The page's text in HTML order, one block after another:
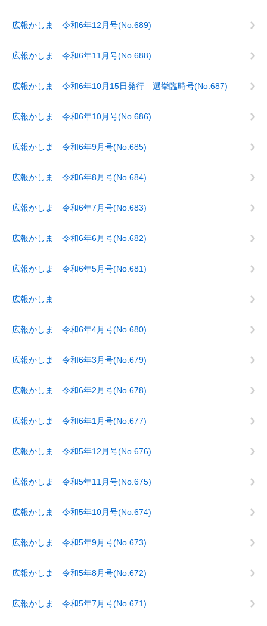
広報かしま 令和6年12月号(No.689)
広報かしま 令和6年11月号(No.688)
広報かしま 令和6年10月15日発行 選挙臨時号(No.687)
広報かしま 令和6年10月号(No.686)
広報かしま 令和6年9月号(No.685)
広報かしま 令和6年8月号(No.684)
広報かしま 令和6年7月号(No.683)
広報かしま 令和6年6月号(No.682)
広報かしま 令和6年5月号(No.681)
広報かしま
広報かしま 令和6年4月号(No.680)
広報かしま 令和6年3月号(No.679)
広報かしま 令和6年2月号(No.678)
広報かしま 令和6年1月号(No.677)
広報かしま 令和5年12月号(No.676)
広報かしま 令和5年11月号(No.675)
広報かしま 令和5年10月号(No.674)
広報かしま 令和5年9月号(No.673)
広報かしま 令和5年8月号(No.672)
広報かしま 令和5年7月号(No.671)